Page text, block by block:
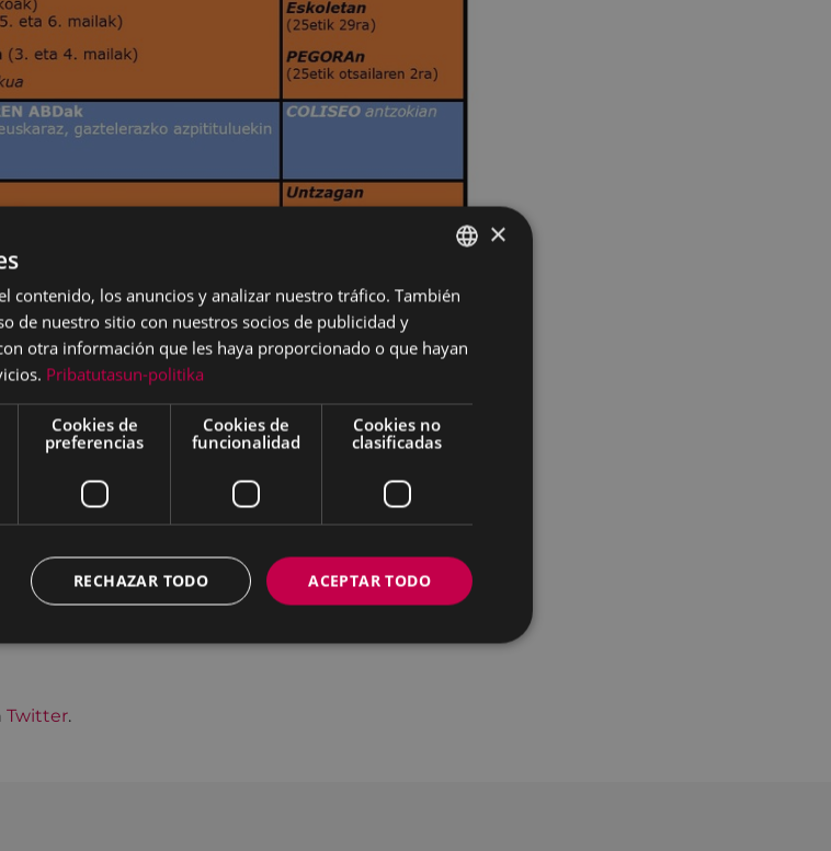
Twitter.
BASQUE
×
contenido, los anuncios y analizar nuestro tráfico. También
de nuestro sitio con nuestros socios de publicidad y
otra información que les haya proporcionado o que hayan
Pribatutasun-politika
Cookies de
preferencias
Cookies de
funcionalidad
Cookies no
clasificadas
ACEPTAR TODO
RECHAZAR TODO